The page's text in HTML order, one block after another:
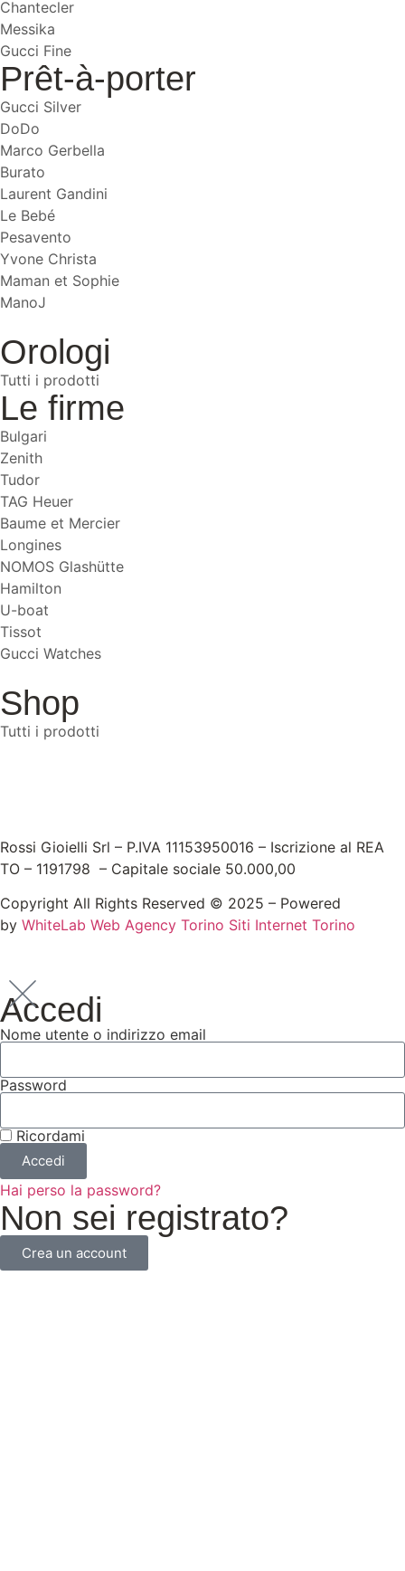
Chantecler
Messika
Gucci Fine
Prêt-à-porter
Gucci Silver
DoDo
Marco Gerbella
Burato
Laurent Gandini
Le Bebé
Pesavento
Yvone Christa
Maman et Sophie
ManoJ
Orologi
Tutti i prodotti
Le firme
Bulgari
Zenith
Tudor
TAG Heuer
Baume et Mercier
Longines
NOMOS Glashütte
Hamilton
U-boat
Tissot
Gucci Watches
Shop
Tutti i prodotti
Rossi Gioielli Srl – P.IVA 11153950016 – Iscrizione al REA
TO – 1191798 – Capitale sociale 50.000,00
Copyright All Rights Reserved © 2025 – Powered
by WhiteLab Web Agency Torino Siti Internet Torino
Accedi
Nome utente o indirizzo email
Password
Ricordami
Accedi
Hai perso la password?
Non sei registrato?
Crea un account